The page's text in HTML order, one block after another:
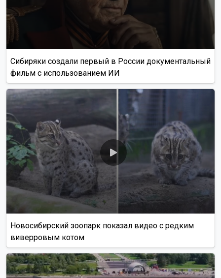
Сибиряки создали первый в России документальный
фильм с использованием ИИ
Новосибирский зоопарк показал видео с редким
виверровым котом